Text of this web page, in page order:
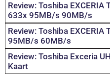
Review: Toshiba EXCERIA
633x 95MB/s 90MB/s
Review: Toshiba EXCERIA
95MB/s 60MB/s
Review: Toshiba Exceria
Kaart